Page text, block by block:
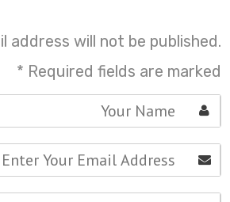
address will not be published.
Required fields are marked
*